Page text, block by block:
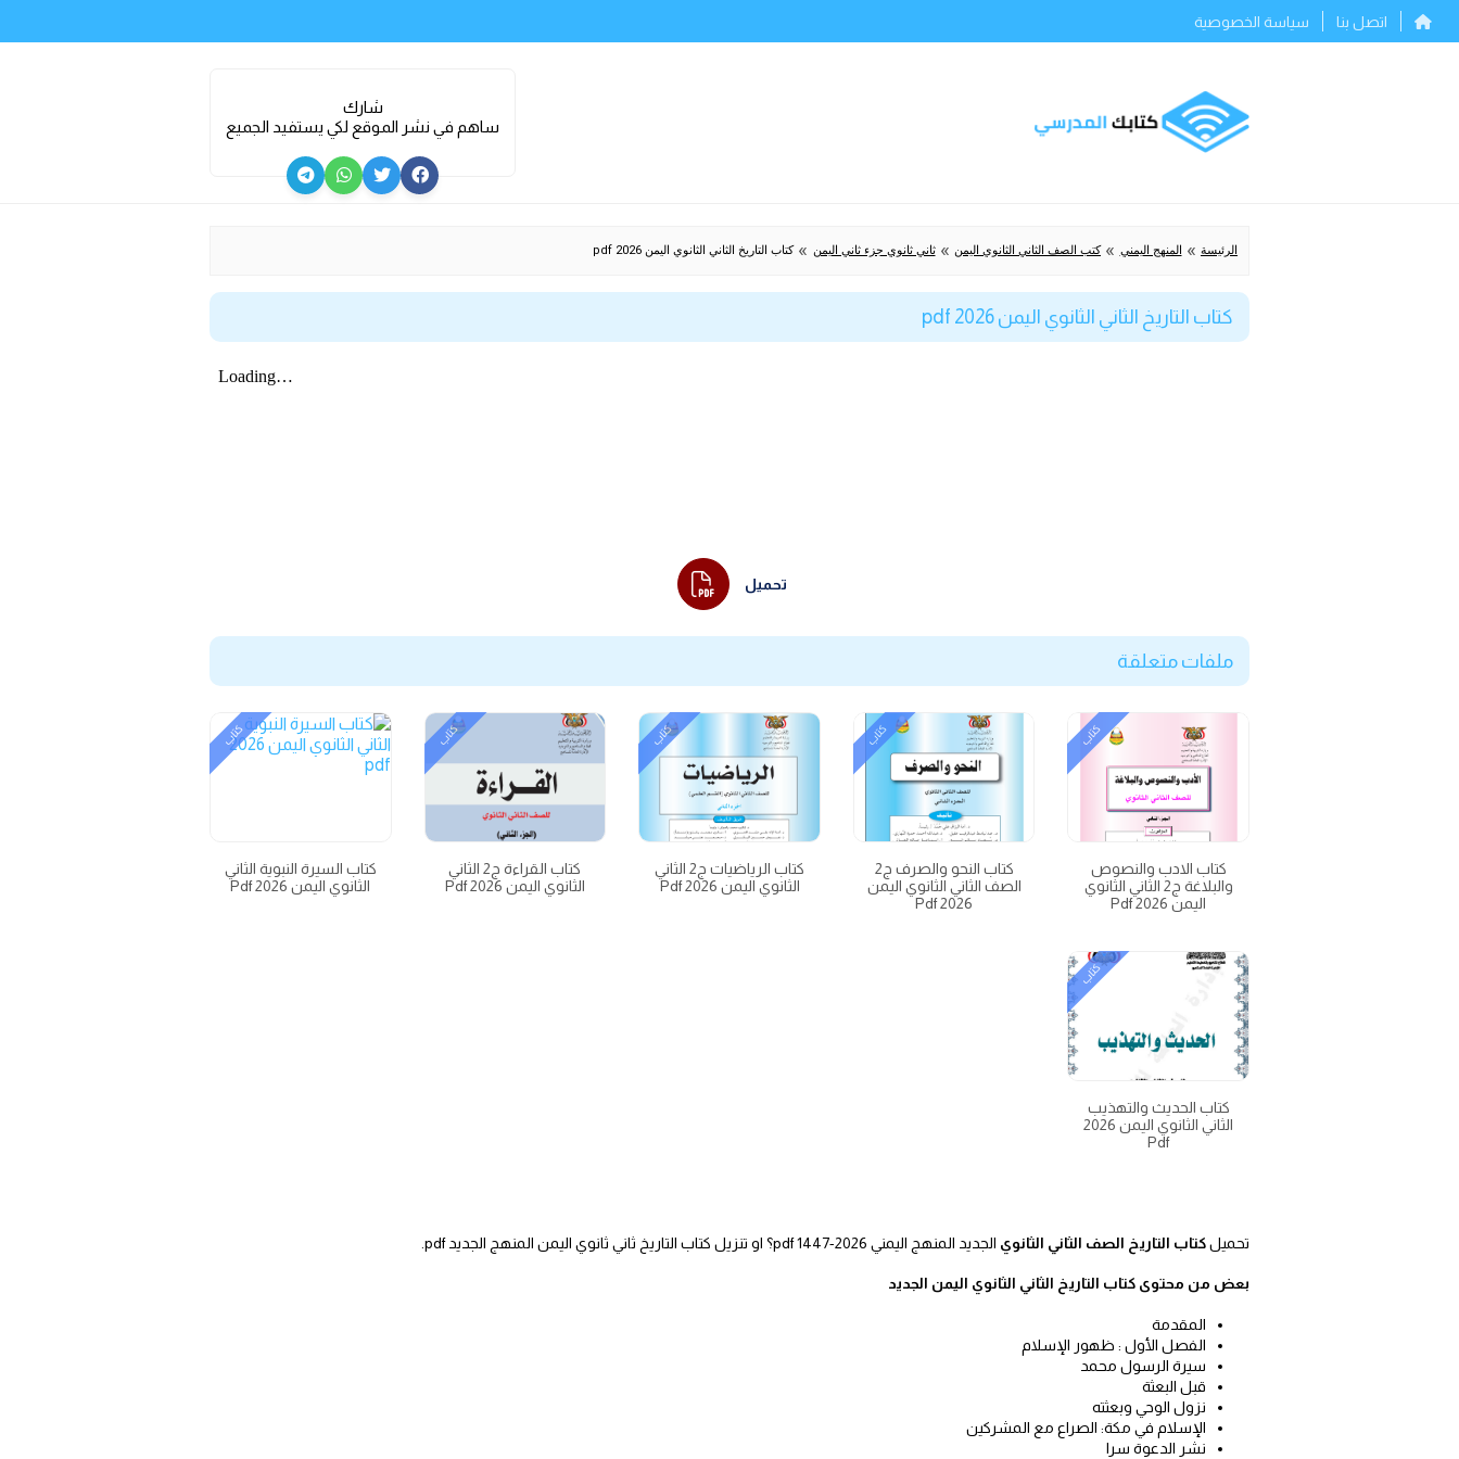
اتصل بنا سياسة الخصوصية
شارك
ساهم في نشر الموقع لكي يستفيد الجميع
الرئيسة » المنهج اليمني » كتب الصف الثاني الثانوي اليمن » ثاني ثانوي جزء ثاني اليمن » كتاب التاريخ الثاني الثانوي اليمن 2026 pdf
كتاب التاريخ الثاني الثانوي اليمن 2026 pdf
تحميل
ملفات متعلقة
كتاب الادب والنصوص
والبلاغة ج2 الثاني الثانوي
اليمن 2026 Pdf
كتاب
كتاب النحو والصرف ج2
الصف الثاني الثانوي اليمن
2026 Pdf
كتاب
كتاب الرياضيات ج2 الثاني
الثانوي اليمن 2026 Pdf
كتاب
كتاب القراءة ج2 الثاني
الثانوي اليمن 2026 Pdf
كتاب
كتاب السيرة النبوية الثاني
الثانوي اليمن 2026 Pdf
كتاب
كتاب الحديث والتهذيب
الثاني الثانوي اليمن 2026
Pdf
كتاب
تحميلكتاب التاريخ الصف الثاني الثانوي الجديد المنهج اليمني 2026-1447 pdf؟ او تنزيل كتاب التاريخ ثاني ثانوي اليمن المنهج الجديد pdf.
بعض من محتوى كتاب التاريخ الثاني الثانوي اليمن الجديد
المقدمة
الفصل الأول : ظهور الإسلام
سيرة الرسول محمد
قبل البعثة
نزول الوحي وبعثته
الإسلام في مكة: الصراع مع المشركين
نشر الدعوة سرا